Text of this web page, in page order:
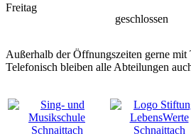
Freitag
geschlossen
Außerhalb der Öffnungszeiten gerne mit
Telefonisch bleiben alle Abteilungen